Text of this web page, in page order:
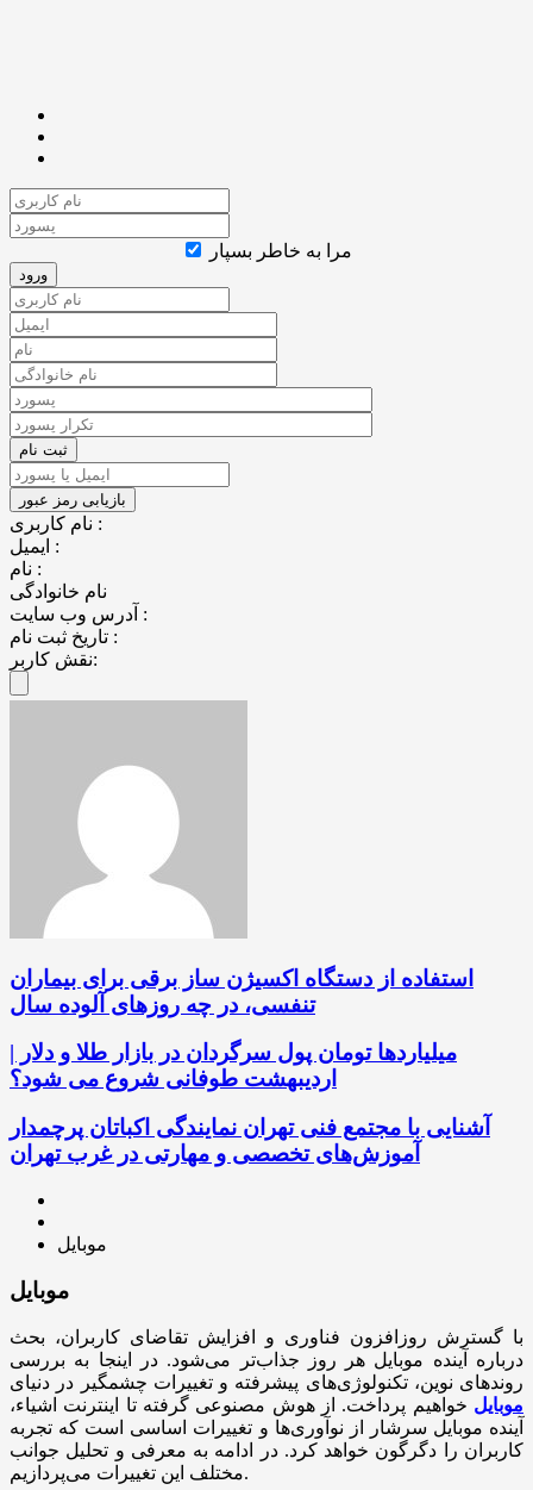
مرا به خاطر بسپار
نام کاربری :
ایمیل :
نام :
نام خانوادگی
آدرس وب سایت :
تاریخ ثبت نام :
نقش کاربر:
استفاده از دستگاه اکسیژن ساز برقی برای بیماران
تنفسی، در چه روزهای آلوده سال
میلیاردها تومان پول سرگردان در بازار طلا و دلار |
اردیبهشت طوفانی شروع می شود؟
آشنایی با مجتمع فنی تهران نمایندگی اکباتان پرچمدار
آموزش‌های تخصصی و مهارتی در غرب تهران
موبایل
موبایل
با گسترش روزافزون فناوری و افزایش تقاضای کاربران، بحث
درباره آینده موبایل هر روز جذاب‌تر می‌شود. در اینجا به بررسی
روندهای نوین، تکنولوژی‌های پیشرفته و تغییرات چشمگیر در دنیای
موبایل خواهیم پرداخت. از هوش مصنوعی گرفته تا اینترنت اشیاء،
آینده موبایل سرشار از نوآوری‌ها و تغییرات اساسی است که تجربه
کاربران را دگرگون خواهد کرد. در ادامه به معرفی و تحلیل جوانب
مختلف این تغییرات می‌پردازیم.